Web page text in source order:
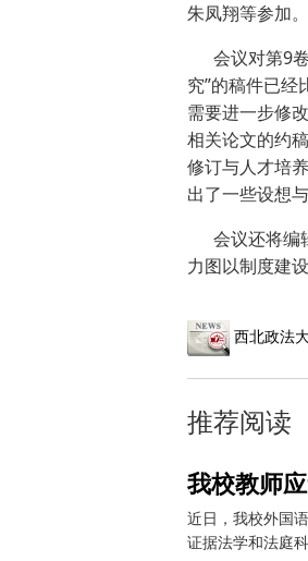
朱凤翔等参加。
会议对第9卷
究”的稿件已经
需要进一步修
相关论文的约
修订与人才培
出了一些设想与
会议还将编
力图以制度建
西北政法
推荐阅读
我校教师
近日，我校外国
证据法学和法庭